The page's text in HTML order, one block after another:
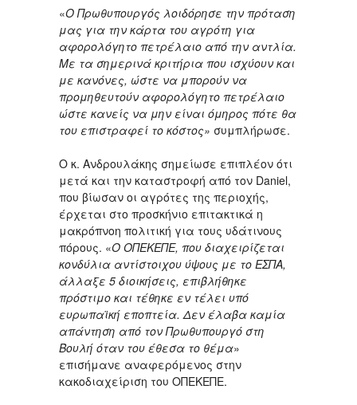
«Ο Πρωθυπουργός λοιδόρησε την πρόταση
μας για την κάρτα του αγρότη για
αφορολόγητο πετρέλαιο από την αντλία.
Με τα σημερινά κριτήρια που ισχύουν και
με κανόνες, ώστε να μπορούν να
προμηθευτούν αφορολόγητο πετρέλαιο
ώστε κανείς να μην είναι όμηρος πότε θα
του επιστραφεί το κόστος» συμπλήρωσε.
Ο κ. Ανδρουλάκης σημείωσε επιπλέον ότι
μετά και την καταστροφή από τον Daniel,
που βίωσαν οι αγρότες της περιοχής,
έρχεται στο προσκήνιο επιτακτικά η
μακρόπνοη πολιτική για τους υδάτινους
πόρους. «Ο ΟΠΕΚΕΠΕ, που διαχειρίζεται
κονδύλια αντίστοιχου ύψους με το ΕΣΠΑ,
άλλαξε 5 διοικήσεις, επιβλήθηκε
πρόστιμο και τέθηκε εν τέλει υπό
ευρωπαϊκή εποπτεία. Δεν έλαβα καμία
απάντηση από τον Πρωθυπουργό στη
Βουλή όταν του έθεσα το θέμα»
επισήμανε αναφερόμενος στην
κακοδιαχείριση του ΟΠΕΚΕΠΕ.